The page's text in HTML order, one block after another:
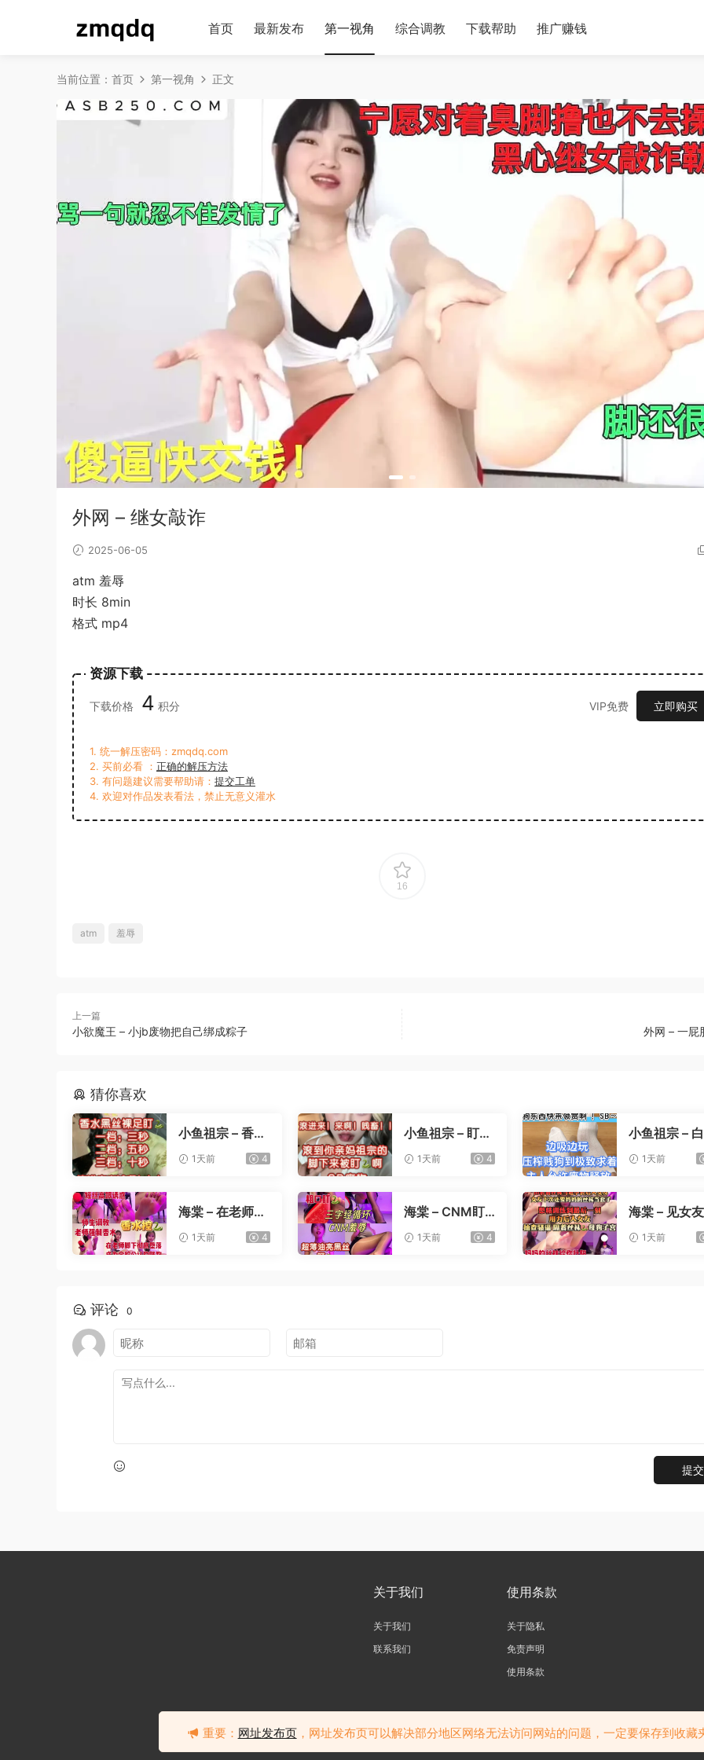
首页 最新发布 第一视角 综合调教 下载帮助 推广赚钱
当前位置： 首页 第一视角 正文
外网 – 继女敲诈
2025-06-05
atm 羞辱
时长 8min
格式 mp4
资源下载
下载价格 4 积分 VIP免费 立即购买
1. 统一解压密码：zmqdq.com
2. 买前必看 ： 正确的解压方法
3. 有问题建议需要帮助请： 提交工单
4. 欢迎对作品发表看法，禁止无意义灌水
16
atm 羞辱
上一篇
小欲魔王 – 小jb废物把自己绑成粽子 外网 – 一屁
猜你喜欢
小鱼祖宗 – 香水
黑丝裸足盯射
1天前 4
小鱼祖宗 – 盯射
1天前 4
小鱼祖宗 –
1天前
海棠 – 在老师办
1天前 4
海棠 – CNM盯
1天前 4
海棠 – 见女
1天前
评论 0
提交
关于我们
关于我们
联系我们
使用条款
关于隐私
免责声明
使用条款
站内大部分资源收集于网络，若侵犯了您的合法权益，请联系我们。
重要： 网址发布页，网址发布页可以解决部分地区网络无法访问网站的问题，一定要保存到收藏